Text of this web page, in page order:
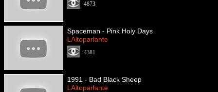
4873
Spaceman - Pink Holy Days
LAltoparlante
4381
1991 - Bad Black Sheep
LAltoparlante